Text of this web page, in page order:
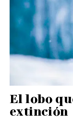
El lobo
extinción